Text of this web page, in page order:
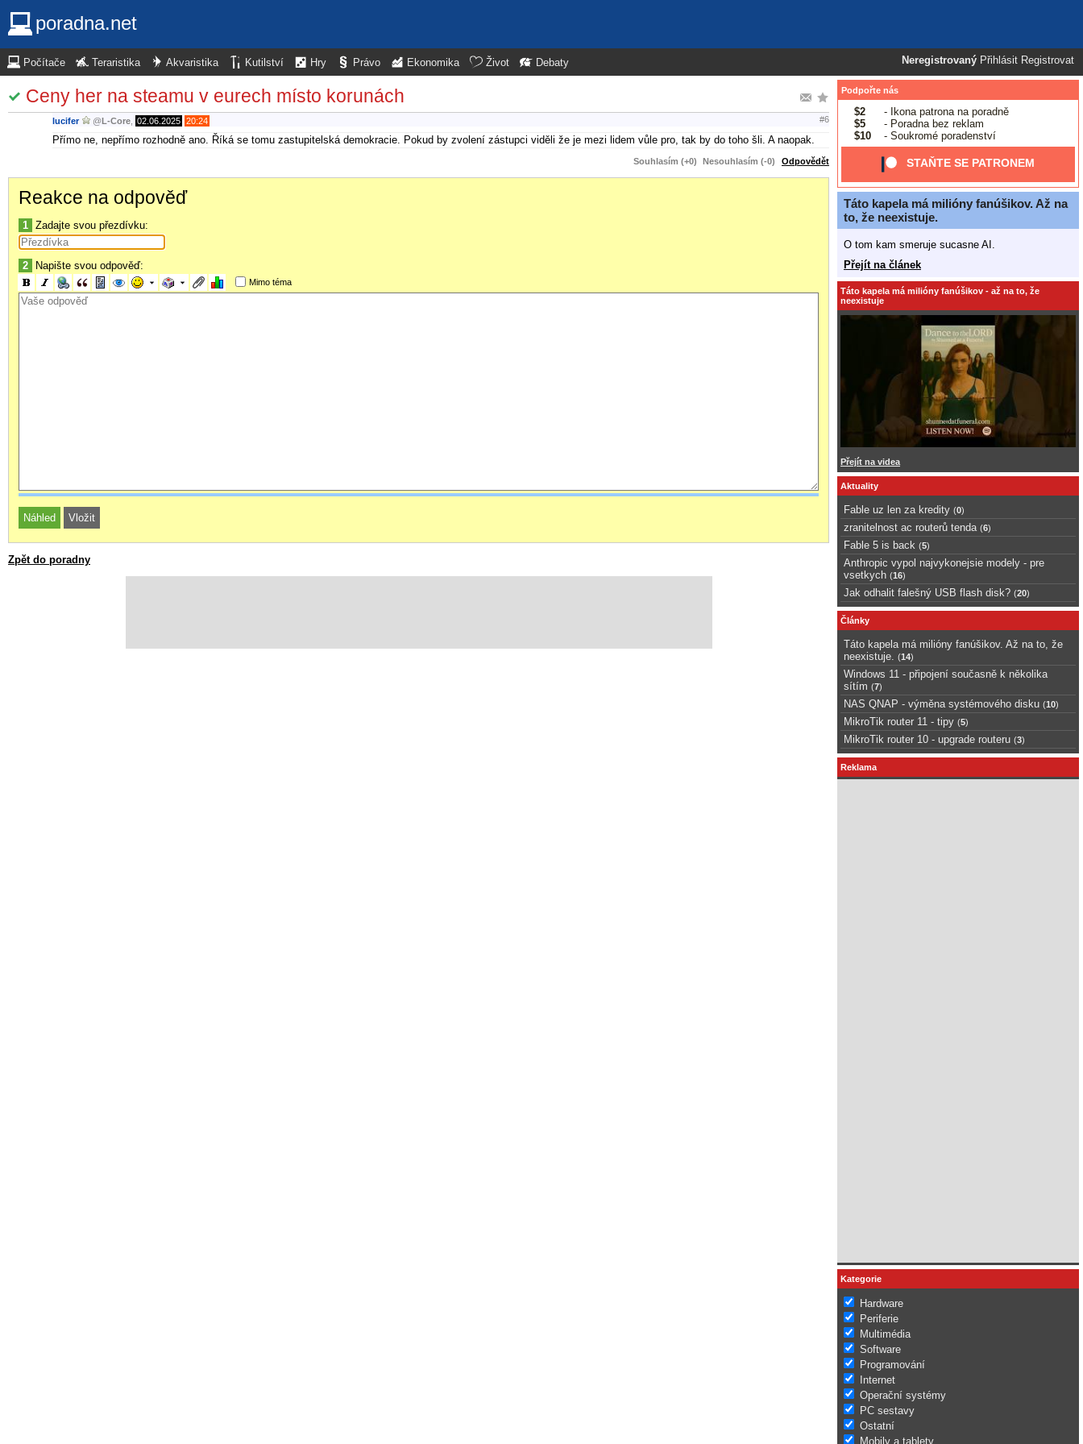
poradna.net
Neregistrovaný Přihlásit Registrovat
Počítače Teraristika Akvaristika Kutilství Hry Právo Ekonomika Život Debaty
Ceny her na steamu v eurech místo korunách
lucifer @L-Core 02.06.2025 20:24 #6
Přímo ne, nepřímo rozhodně ano. Říká se tomu zastupitelská demokracie. Pokud by zvolení zástupci viděli že je mezi lidem vůle pro, tak by do toho šli. A naopak.
Souhlasím (+0) Nesouhlasím (-0) Odpovědět
Reakce na odpověď
1 Zadajte svou přezdívku:
2 Napište svou odpověď:
Mimo téma
Zpět do poradny
Podpořte nás
$2
- Ikona patrona na poradně
$5
- Poradna bez reklam
$10
- Soukromé poradenství
STAŇTE SE PATRONEM
Táto kapela má milióny fanúšikov. Až na
to, že neexistuje.
O tom kam smeruje sucasne AI.
Přejít na článek
Táto kapela má milióny fanúšikov - až na to, že
neexistuje
Přejít na videa
Aktuality
Fable uz len za kredity (0)
zranitelnost ac routerů tenda (6)
Fable 5 is back (5)
Anthropic vypol najvykonejsie modely - pre
vsetkych (16)
Jak odhalit falešný USB flash disk? (20)
Články
Táto kapela má milióny fanúšikov. Až na to, že
neexistuje.
(14)
Windows 11 - připojení současně k několika
sítím (7)
NAS QNAP - výměna systémového disku (10)
MikroTik router 11 - tipy (5)
MikroTik router 10 - upgrade routeru (3)
Reklama
Kategorie
Hardware
Periferie
Multimédia
Software
Programování
Internet
Operační systémy
PC sestavy
Ostatní
Mobily a tablety